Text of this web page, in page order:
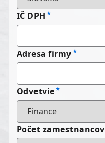
IČ DPH
Adresa firmy
Odvetvie
Počet zamestnancov